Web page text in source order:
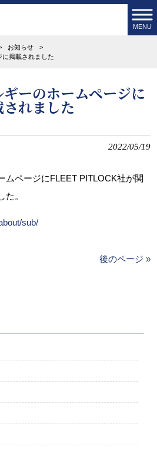
MENU
お知らせ
>
に掲載されました
ーのホームページに
れました
2022/05/19
ムページにFLEET PITLOCK社が関
。
sub/
後のページ »